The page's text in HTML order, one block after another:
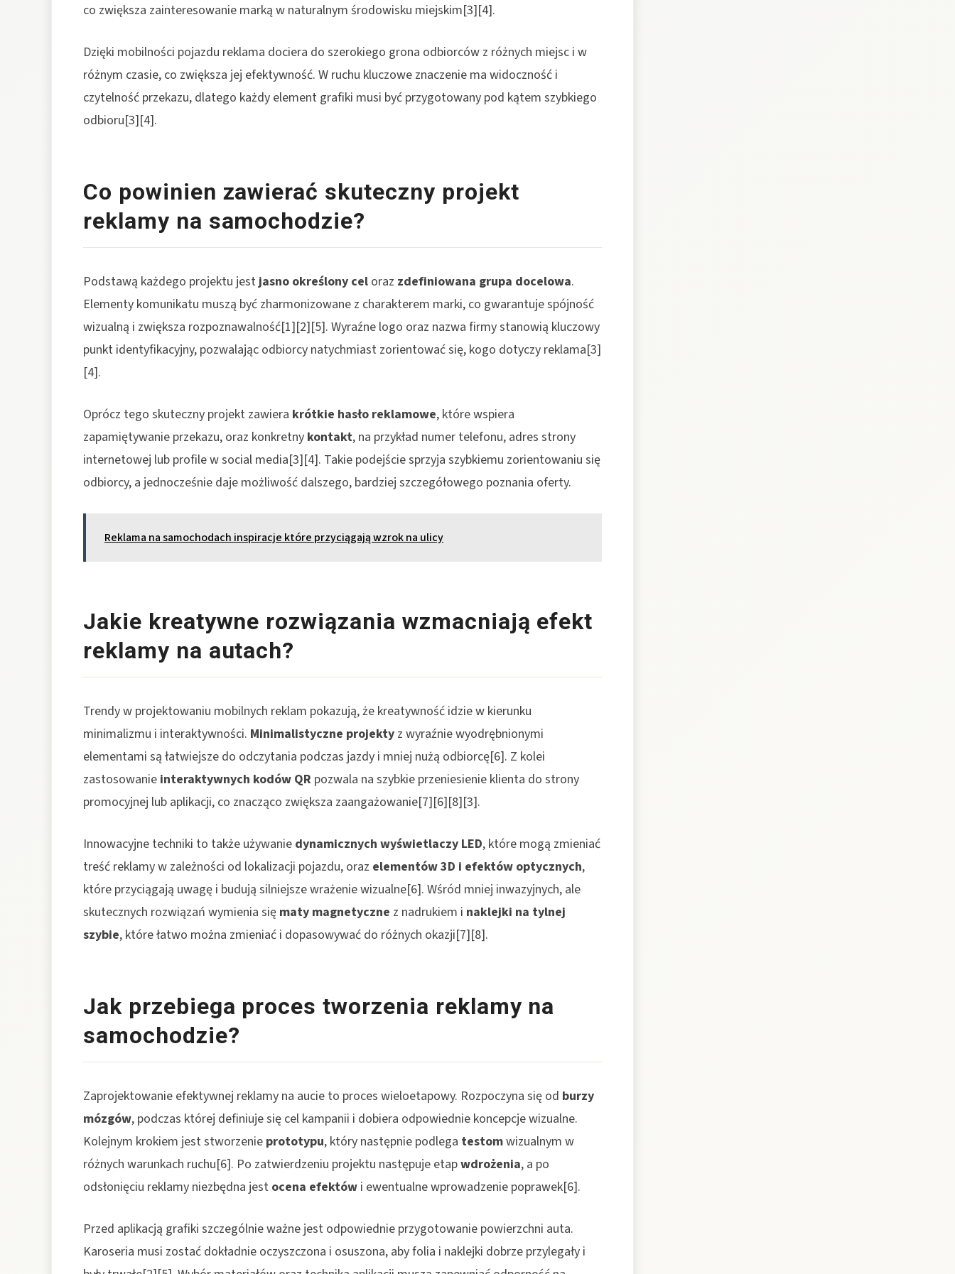
co zwiększa zainteresowanie marką w naturalnym środowisku miejskim[3][4].
Dzięki mobilności pojazdu reklama dociera do szerokiego grona odbiorców z różnych miejsc i w
różnym czasie, co zwiększa jej efektywność. W ruchu kluczowe znaczenie ma widoczność i
czytelność przekazu, dlatego każdy element grafiki musi być przygotowany pod kątem szybkiego
odbioru[3][4].
Co powinien zawierać skuteczny projekt
reklamy na samochodzie?
Podstawą każdego projektu jestjasno określony cel oraz zdefiniowana grupa docelowa.
Elementy komunikatu muszą być zharmonizowane z charakterem marki, co gwarantuje spójność
wizualną i zwiększa rozpoznawalność[1][2][5]. Wyraźne logo oraz nazwa firmy stanowią kluczowy
punkt identyfikacyjny, pozwalając odbiorcy natychmiast zorientować się, kogo dotyczy reklama[3]
[4].
Oprócz tego skuteczny projekt zawiera krótkie hasło reklamowe, które wspiera
zapamiętywanie przekazu, oraz konkretny kontakt, na przykład numer telefonu, adres strony
internetowej lub profile w social media[3][4]. Takie podejście sprzyja szybkiemu zorientowaniu się
odbiorcy, a jednocześnie daje możliwość dalszego, bardziej szczegółowego poznania oferty.
Reklama na samochodach inspiracje które przyciągają wzrok na ulicy
Jakie kreatywne rozwiązania wzmacniają efekt
reklamy na autach?
Trendy w projektowaniu mobilnych reklam pokazują, że kreatywność idzie w kierunku
minimalizmu i interaktywności. Minimalistyczne projekty z wyraźnie wyodrębnionymi
elementami są łatwiejsze do odczytania podczas jazdy i mniej nużą odbiorcę[6]. Z kolei
zastosowanie interaktywnych kodów QR pozwala na szybkie przeniesienie klienta do strony
promocyjnej lub aplikacji, co znacząco zwiększa zaangażowanie[7][6][8][3].
Innowacyjne techniki to także używanie dynamicznych wyświetlaczy LED, które mogą zmieniać
treść reklamy w zależności od lokalizacji pojazdu, oraz elementów 3D i efektów optycznych,
które przyciągają uwagę i budują silniejsze wrażenie wizualne[6]. Wśród mniej inwazyjnych, ale
skutecznych rozwiązań wymienia się maty magnetyczne z nadrukiem i naklejki na tylnej
szybie, które łatwo można zmieniać i dopasowywać do różnych okazji[7][8].
Jak przebiega proces tworzenia reklamy na
samochodzie?
Zaprojektowanie efektywnej reklamy na aucie to proces wieloetapowy. Rozpoczyna się od burzy
mózgów, podczas której definiuje się cel kampanii i dobiera odpowiednie koncepcje wizualne.
Kolejnym krokiem jest stworzenie prototypu, który następnie podlega testomwizualnym w
różnych warunkach ruchu[6]. Po zatwierdzeniu projektu następuje etapwdrożenia, a po
odsłonięciu reklamy niezbędna jest ocena efektów i ewentualne wprowadzenie poprawek[6].
Przed aplikacją grafiki szczególnie ważne jest odpowiednie przygotowanie powierzchni auta.
Karoseria musi zostać dokładnie oczyszczona i osuszona, aby folia i naklejki dobrze przylegały i